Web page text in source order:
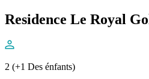
Residence Le Royal
2 (+1 Des énfants)